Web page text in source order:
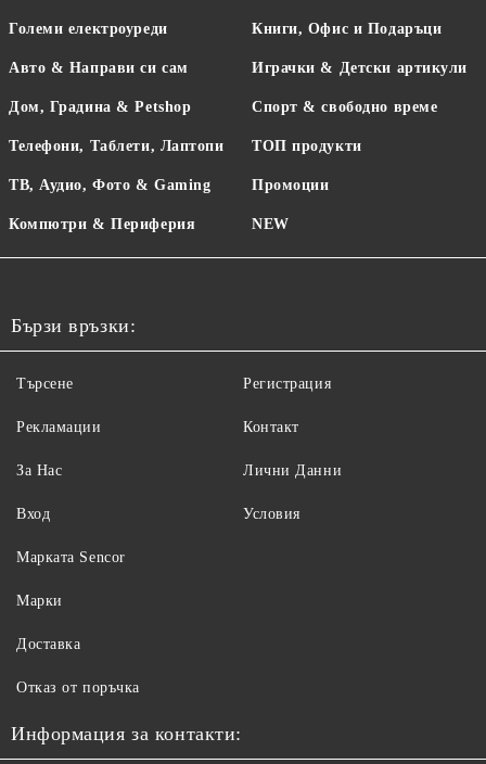
Големи електроуреди
Авто & Направи си сам
Дом, Градина & Petshop
Телефони, Таблети, Лаптопи
ТВ, Аудио, Фото & Gaming
Компютри & Периферия
Книги, Офис и Подаръци
Играчки & Детски артикули
Спорт & свободно време
ТОП продукти
Промоции
NEW
Бързи връзки:
Търсене
Рекламации
За Нас
Вход
Регистрация
Контакт
Лични Данни
Условия
Maрката Sencor
Марки
Доставка
Отказ от поръчка
Информация за контакти: